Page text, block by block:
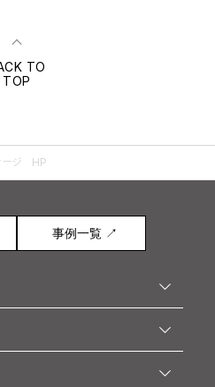
TO
TOP
ージ HP
事例一覧 ↗